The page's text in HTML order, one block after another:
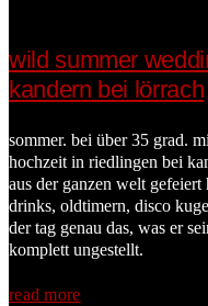
wild summer
kandern bei lörrach
sommer. bei über 35 grad.
hochzeit in riedlingen bei
aus der ganzen welt
drinks, oldtimern, disco
der tag genau das, was er
komplett ungestellt.
read more